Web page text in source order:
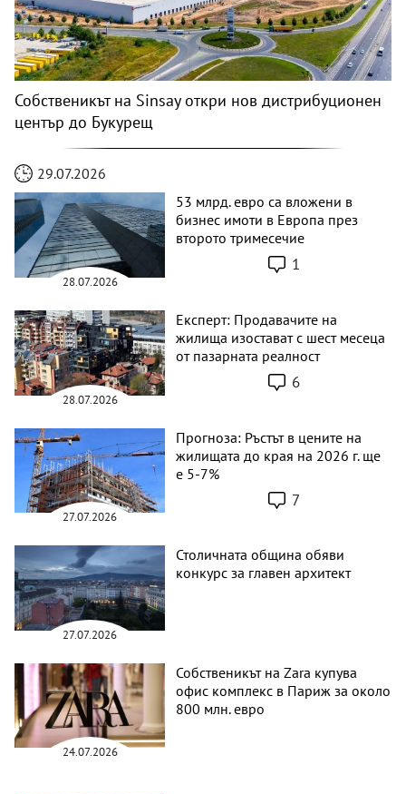
Собственикът на Sinsay откри нов дистрибуционен
център до Букурещ
29.07.2026
28.07.2026
53 млрд. евро са вложени в
бизнес имоти в Европа през
второто тримесечие
1
28.07.2026
Експерт: Продавачите на
жилища изостават с шест месеца
от пазарната реалност
6
27.07.2026
Прогноза: Ръстът в цените на
жилищата до края на 2026 г. ще
е 5-7%
7
27.07.2026
Столичната община обяви
конкурс за главен архитект
24.07.2026
Собственикът на Zara купува
офис комплекс в Париж за около
800 млн. евро